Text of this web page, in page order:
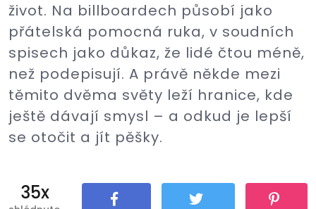
život. Na billboardech působí jako
přátelská pomocná ruka, v soudních
spisech jako důkaz, že lidé čtou méně,
než podepisují. A právě někde mezi
těmito dvěma světy leží hranice, kde
ještě dávají smysl – a odkud je lepší
se otočit a jít pěšky.
35x